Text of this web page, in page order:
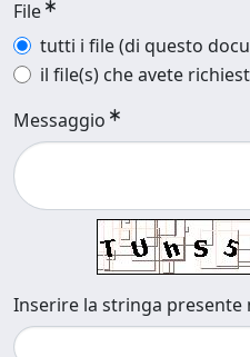
File
tutti i file (di questo
il file(s) che avete
Messaggio
Inserire la stringa presente